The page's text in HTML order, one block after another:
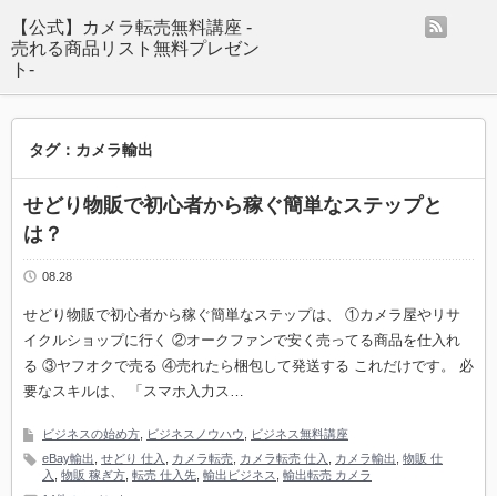
【公式】カメラ転売無料講座 -
売れる商品リスト無料プレゼン
ト-
タグ：カメラ輸出
せどり物販で初心者から稼ぐ簡単なステップと
は？
08.28
せどり物販で初心者から稼ぐ簡単なステップは、 ①カメラ屋やリサ
イクルショップに行く ②オークファンで安く売ってる商品を仕入れ
る ③ヤフオクで売る ④売れたら梱包して発送する これだけです。 必
要なスキルは、 「スマホ入力ス…
ビジネスの始め方 ビジネスノウハウ
ビジネス無料講座
eBay輸出 せどり 仕入 カメラ転売 カメラ転売 仕入 カメラ輸出 物販 仕
入
物販 稼ぎ方 転売 仕入先 輸出ビジネス
輸出転売 カメラ